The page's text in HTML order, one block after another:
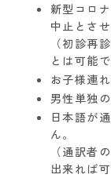
新型コロ
中止とさ
（初診再
とは可能で
お子様連
男性単独
日本語が
ん。
（通訳者
出来れば可